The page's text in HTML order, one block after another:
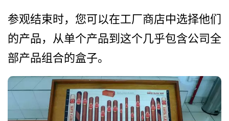
参观结束时，您可以在工厂商­店中选择他们
的产品，从单个产品到这个几乎包含公司­全
部产品组合的盒子。